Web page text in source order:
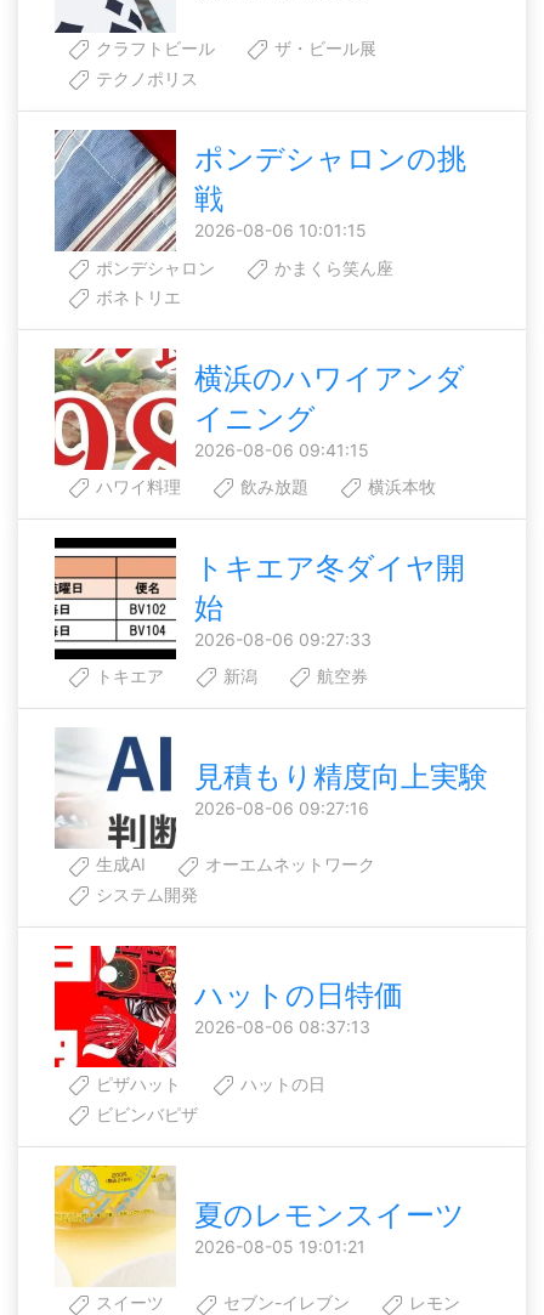
クラフトビール
ザ・ビール展
テクノポリス
ポンデシャロンの挑
戦
2026-08-06 10:01:15
ポンデシャロン
かまくら笑ん座
ボネトリエ
横浜のハワイアンダ
イニング
2026-08-06 09:41:15
ハワイ料理
飲み放題 横浜本牧
トキエア冬ダイヤ開
始
2026-08-06 09:27:33
トキエア
新潟 航空券
見積もり精度向上実験
2026-08-06 09:27:16
生成AI
オーエムネットワーク
システム開発
ハットの日特価
2026-08-06 08:37:13
ピザハット
ハットの日
ビビンバピザ
夏のレモンスイーツ
2026-08-05 19:01:21
スイーツ セブン-イレブン レモン